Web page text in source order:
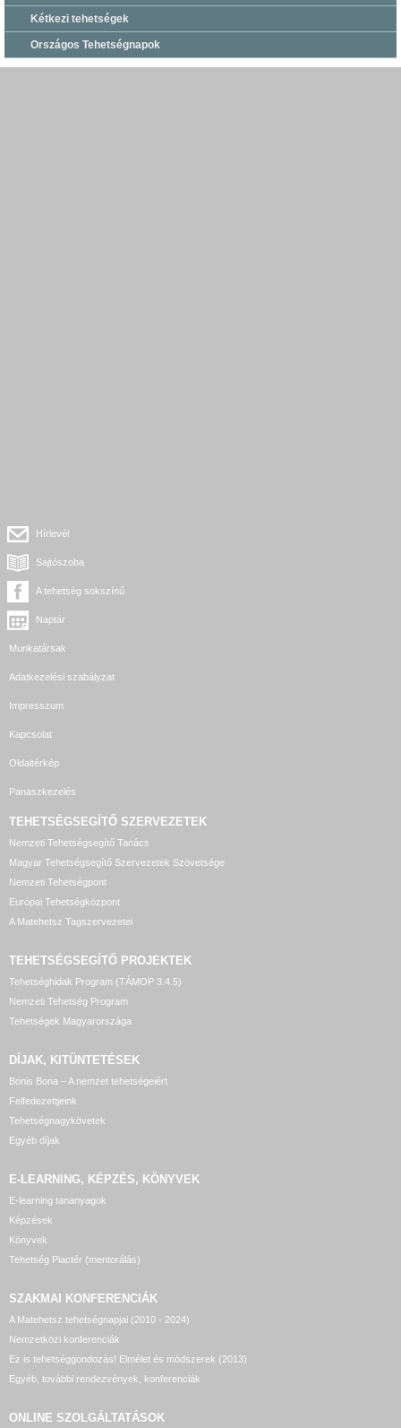
Kétkezi tehetségek
Országos Tehetségnapok
Hírlevél
Sajtószoba
A tehetség sokszínű
Naptár
Munkatársak
Adatkezelési szabályzat
Impresszum
Kapcsolat
Oldaltérkép
Panaszkezelés
TEHETSÉGSEGÍTŐ SZERVEZETEK
Nemzeti Tehetségsegítő Tanács
Magyar Tehetségsegítő Szervezetek Szövetsége
Nemzeti Tehetségpont
Európai Tehetségközpont
A Matehetsz Tagszervezetei
TEHETSÉGSEGÍTŐ PROJEKTEK
Tehetséghidak Program (TÁMOP 3.4.5)
Nemzeti Tehetség Program
Tehetségek Magyarországa
DÍJAK, KITÜNTETÉSEK
Bonis Bona – A nemzet tehetségeiért
Felfedezettjeink
Tehetségnagykövetek
Egyéb díjak
E-LEARNING, KÉPZÉS, KÖNYVEK
E-learning tananyagok
Képzések
Könyvek
Tehetség Piactér (mentorálás)
SZAKMAI KONFERENCIÁK
A Matehetsz tehetségnapjai (2010 - 2024)
Nemzetközi konferenciák
Ez is tehetséggondozás! Elmélet és módszerek (2013)
Egyéb, további rendezvények, konferenciák
ONLINE SZOLGÁLTATÁSOK